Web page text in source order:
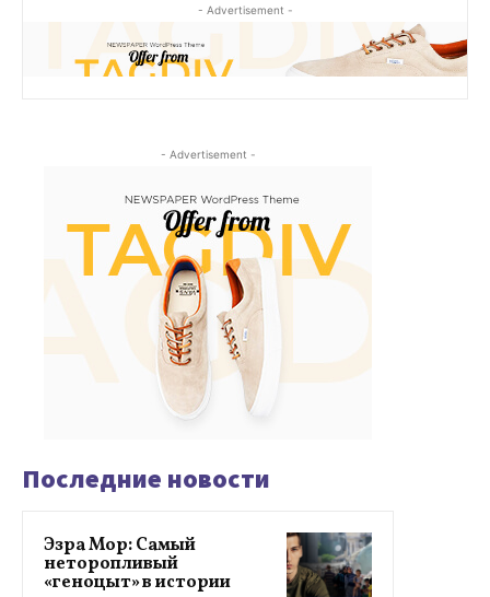
- Advertisement -
- Advertisement -
Последние новости
Эзра Мор: Самый
неторопливый
«геноцыт» в истории